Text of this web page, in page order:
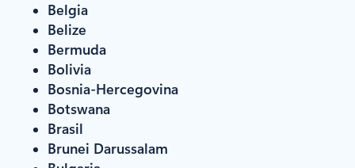
Belgia
Belize
Bermuda
Bolivia
Bosnia-Hercegovina
Botswana
Brasil
Brunei Darussalam